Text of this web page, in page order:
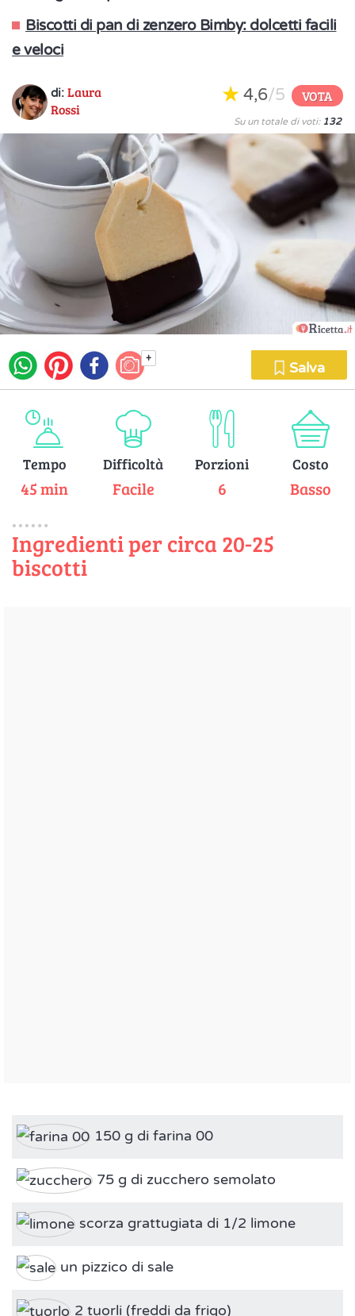
Biscotti di pan di zenzero Bimby: dolcetti facili
e veloci
di: Laura
Rossi
4,6/5 VOTA
Su un totale di voti: 132
+
Salva
Tempo
45 min
Difficoltà
Facile
Porzioni
6
Costo
Basso
Ingredienti per circa 20-25
biscotti
150 g di farina 00
75 g di zucchero semolato
scorza grattugiata di 1/2 limone
un pizzico di sale
2 tuorli (freddi da frigo)